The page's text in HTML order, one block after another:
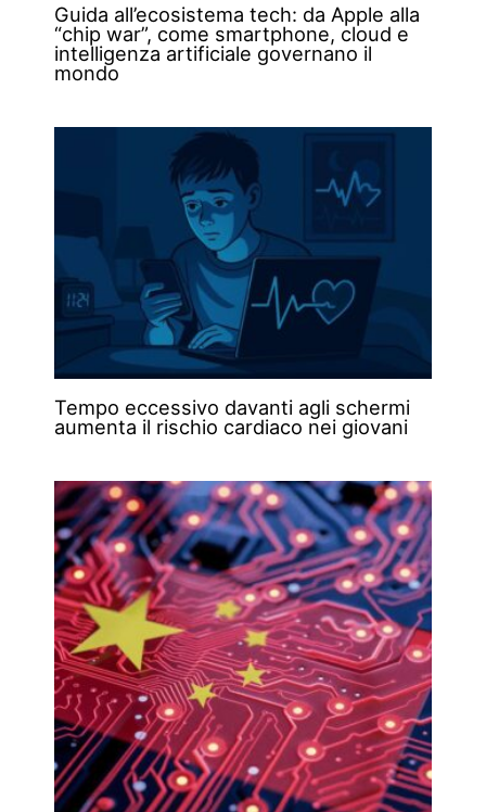
Guida all’ecosistema tech: da Apple alla
“chip war”, come smartphone, cloud e
intelligenza artificiale governano il
mondo
Tempo eccessivo davanti agli schermi
aumenta il rischio cardiaco nei giovani